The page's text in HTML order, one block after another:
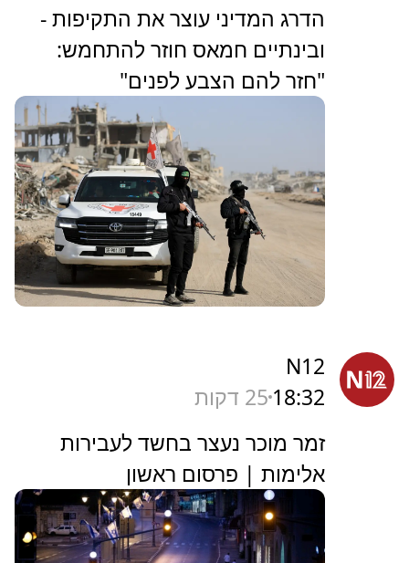
הדרג המדיני עוצר את התקיפות -
ובינתיים חמאס חוזר להתחמש:
"חזר להם הצבע לפנים"
N12
18:32 25 דקות
זמר מוכר נעצר בחשד לעבירות
אלימות | פרסום ראשון